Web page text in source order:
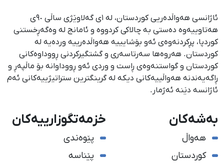
ئاژانسی هەواڵدەریی کوردستان، لە ١ی گەلاوێژی ساڵی ٩٠ی
هەتاوییەوە دەستی بە چالاکی کردووە و ئامانج لە وەگەڕخستنی
كوردپا، پڕكردنەوەی ئەو بۆشایییە هەواڵدەرییە وردەیە لە
كوردستان. هەروەها سەرتاسەری و گشتگیركردنی ڕووداوەكانی
كوردستان و گواستنەوەی ڕاست و وردی ئەو ڕووداوانە بۆ ماڵپەڕ و
ڕاگەیەندنە هەواڵییەكانی دیكە لە گرینگترین ستراتیژییەكانی ئەم
ئاژانسە دێنە ئەژمار.
بەشەکان
هەواڵ
کوردستان
خزمەتگوزارییەکان
پێوەندی
پێناسە